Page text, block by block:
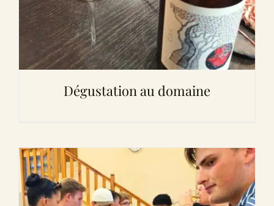
Dégustation au domaine